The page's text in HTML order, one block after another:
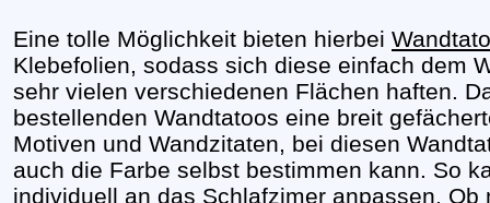
Eine tolle Möglichkeit bieten hierbei
Klebefolien, sodass sich diese einfach dem
sehr vielen verschiedenen Flächen haften.
bestellenden Wandtatoos eine breit
Motiven und Wandzitaten, bei diesen
auch die Farbe selbst bestimmen kann. So
individuell an das Schlafzimer anpassen. Ob